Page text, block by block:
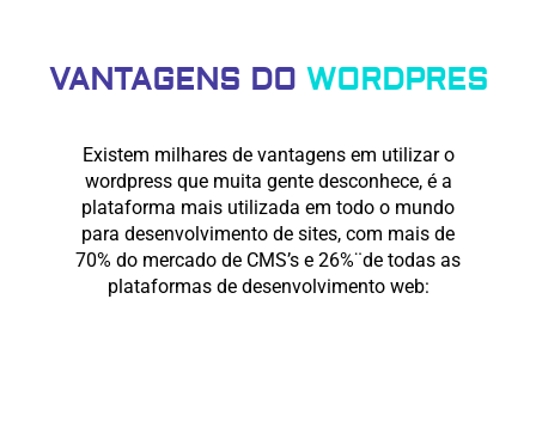
VANTAGENS DO WORDPRES
Existem milhares de vantagens em utilizar o
wordpress que muita gente desconhece, é a
plataforma mais utilizada em todo o mundo
para desenvolvimento de sites, com mais de
70% do mercado de CMS’s e 26%¨de todas as
plataformas de desenvolvimento web: